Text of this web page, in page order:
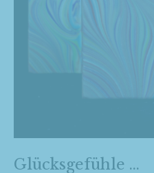
Glücksgefühle …